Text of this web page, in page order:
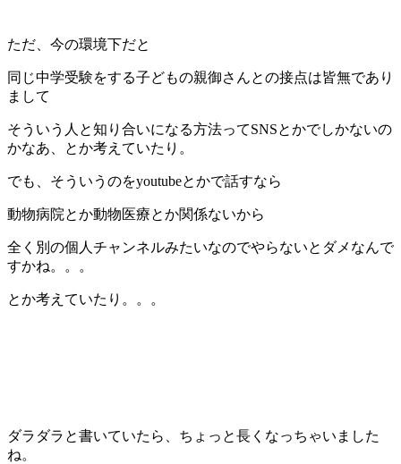
ただ、今の環境下だと
同じ中学受験をする子どもの親御さんとの接点は皆無であり
まして
そういう人と知り合いになる方法ってSNSとかでしかないの
かなあ、とか考えていたり。
でも、そういうのをyoutubeとかで話すなら
動物病院とか動物医療とか関係ないから
全く別の個人チャンネルみたいなのでやらないとダメなんで
すかね。。。
とか考えていたり。。。
ダラダラと書いていたら、ちょっと長くなっちゃいました
ね。